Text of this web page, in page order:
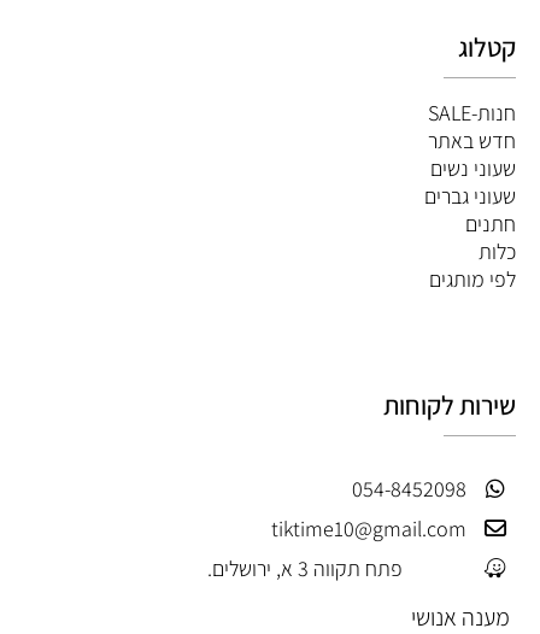
קטלוג
חנות-SALE
חדש באתר
שעוני נשים
שעוני גברים
חתנים
כלות
לפי מותגים
שירות לקוחות
054-8452098
tiktime10@gmail.com
פתח תקווה 3 א, ירושלים.
מענה אנושי